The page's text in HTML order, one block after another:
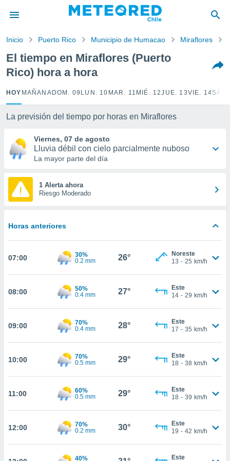
por
para
la
calidad.
a este
las
y
forma
basada
permite
seguir
coste.
botón
a la
todas
nos
y análisis
como
y
en
Inicio Puerto Rico Municipio de Humacao Miraflores
El tiempo en Miraflores (Puerto
Rico) hora a hora
HOY MAÑANA DOM. 09 LUN. 10 MAR. 11 MIÉ. 12JUE. 13VIE. 14
La previsión del tiempo por horas en Miraflores
Viernes, 07 de agosto
Lluvia débil con cielo parcialmente nuboso
La mayor parte del día
1 Alerta ahora
Riesgo Moderado
Horas anteriores
07:00
30%
0.2 mm
26°
Noreste
13 - 25 km/h
08:00
50%
0.4 mm
27°
Este
14 - 29 km/h
09:00
70%
0.4 mm
28°
Este
17 - 35 km/h
10:00
70%
0.5 mm
29°
Este
18 - 38 km/h
11:00
60%
0.5 mm
29°
Este
18 - 39 km/h
12:00
70%
0.2 mm
30°
Este
19 - 42 km/h
40%
Este